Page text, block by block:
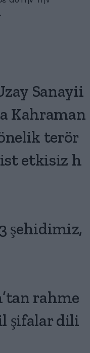
Sanayii
Kahraman
terör
etkisiz h
şehidimiz,
rahme
şifalar dili